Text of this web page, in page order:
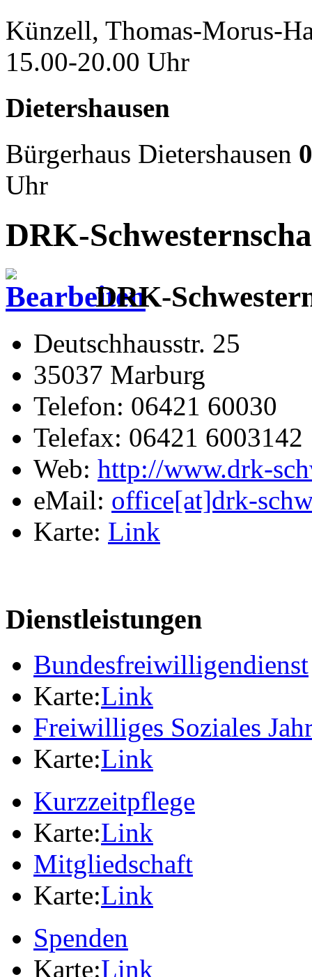
Künzell, Thomas-Morus-
15.00-20.00 Uhr
Dietershausen
Bürgerhaus Dietershausen
Uhr
DRK-
DRK-
Deutschhausstr. 25
35037 Marburg
Telefon: 06421 60030
Telefax: 06421 6003142
Web: http://www.drk-
eMail: office[at]drk-
Karte: Link
Dienstleistungen
Bundesfreiwilligendienst
Karte:Link
Freiwilliges Soziales
Karte:Link
Kurzzeitpflege
Karte:Link
Mitgliedschaft
Karte:Link
Spenden
Karte:Link